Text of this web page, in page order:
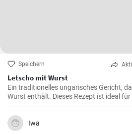
Speichern
Letscho mit Wurst
Ein traditionelles ungarisches Gericht,
Wurst enthält. Dieses Rezept ist ideal
oder Abendessen.
Iwa